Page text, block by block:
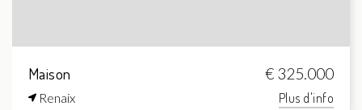
Maison € 325.000
Renaix Plus d'info